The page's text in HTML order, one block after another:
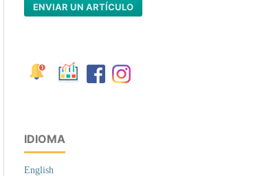
ENVIAR UN ARTÍCULO
IDIOMA
English